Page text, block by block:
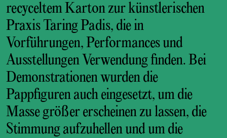
recyceltem Karton zur künstlerischen
Praxis Taring Padis, die in
Vorführungen, Performances und
Ausstellungen Verwendung finden. Bei
Demonstrationen wurden die
Pappfiguren auch eingesetzt, um die
Masse größer erscheinen zu lassen, die
Stimmung aufzuhellen und um die